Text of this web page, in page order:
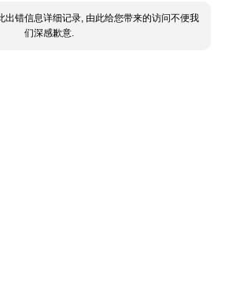
出错信息详细记录, 由此给您带来的访问不便我
们深感歉意.